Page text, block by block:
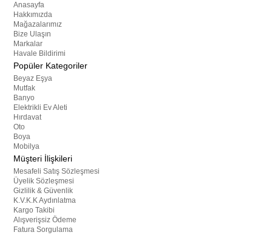
Anasayfa
Hakkımızda
Mağazalarımız
Bize Ulaşın
Markalar
Havale Bildirimi
Popüler Kategoriler
Beyaz Eşya
Mutfak
Banyo
Elektrikli Ev Aleti
Hırdavat
Oto
Boya
Mobilya
Müşteri İlişkileri
Mesafeli Satış Sözleşmesi
Üyelik Sözleşmesi
Gizlilik & Güvenlik
K.V.K.K Aydınlatma
Kargo Takibi
Alışverişsiz Ödeme
Fatura Sorgulama